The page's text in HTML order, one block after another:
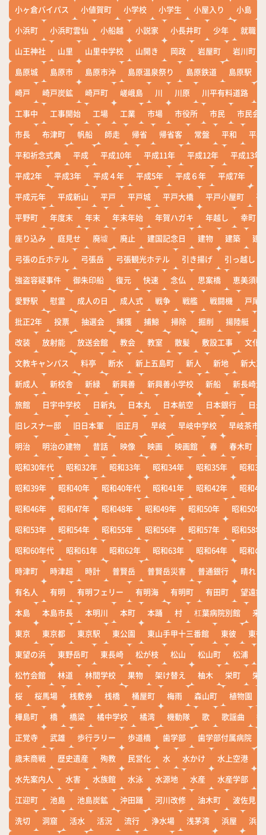
小ヶ倉バイパス 小値賀町 小学校 小学生 小屋入り 小島
小浜町
小浜町雲仙 小船越 小説家 小長井町 少年
就職
山王神社
山里 山里中学校 山開き 岡政 岩屋町
岩川町
島原城
島原市 島原市沖 島原温泉祭り 島原鉄道 島原駅
崎戸
崎戸炭鉱 崎戸町 嵯峨島 川 川原 川平有料道路
工事中
工事開始 工場 工業 市場 市役所 市民
市民会
市長
布津町 帆船 師走 帰省 帰省客 常盤 平和
平
平和祈念式典
平成 平成10年 平成11年 平成12年
平成13年
平成2年
平成3年 平成４年 平成5年 平成６年 平成7年
平成元年
平成新山 平戸 平戸城 平戸大橋 平戸小屋町
平
平野町
年度末 年末 年末年始 年賀ハガキ 年越し
幸町
座り込み
庭見せ 廃墟 廃止 建国記念日 建物 建築
建
弓張の丘ホテル
弓張岳 弓張観光ホテル 引き揚げ
引っ越し
強盗容疑事件
御朱印船 復元 快速 念仏 思案橋
恵美須町
愛野駅
慰霊 成人の日 成人式 戦争 戦艦 戦闘機
戸尾
批正2年
投票 抽選会 捕獲 捕鯨 掃除 掘削 揚陸艇
改装
放射能 放送会館 教会 教室 散髪 敷設工事
文化
文教キャンパス
料亭 断水 新上五島町 新人 新地
新大工
新成人
新校舎 新緑 新興善 新興善小学校 新船
新長崎漁
旅館
日宇中学校 日新丸 日本丸 日本航空 日本銀行
日
旧レスナー邸
旧日本軍 旧正月 早岐 早岐中学校
早岐茶市
明治
明治の建物 昔話 映像 映画 映画館 春 春木町
昭和30年代
昭和32年 昭和33年 昭和34年 昭和35年
昭和36
昭和39年
昭和40年 昭和40年代 昭和41年 昭和42年
昭和43
昭和46年
昭和47年 昭和48年 昭和49年 昭和50年
昭和50年
昭和53年
昭和54年 昭和55年 昭和56年 昭和57年
昭和58年
昭和60年代
昭和61年 昭和62年 昭和63年 昭和64年
昭和の
時津町
時津超 時計 普賢岳 普賢岳災害 普通銀行
晴れ
有名人
有明 有明フェリー 有明海 有明町 有田町
望遠鏡
本島
本島市長 本明川 本町 本踊 村 杠葉病院別館
来
東京
東京都 東京駅 東公園 東山手甲十三番館 東彼
東彼
東望の浜
東野岳町 東長崎 松が枝 松山 松山町 松浦
松竹会館
林道 林間学校 果物 架け替え 柚木 栄町
栄
桜
桜馬場 桟敷券 桟橋 桶屋町 梅雨 森山町 植物園
樺島町
橋 橋梁 橘中学校 橘湾 機動隊 歌 歌謡曲
正覚寺
武雄 歩行ラリー 歩道橋 歯学部 歯学部付属病院
歳末商戦
歴史遺産 殉教 民営化 水 水かけ 水上空港
水先案内人
水害 水族館 水泳 水源地 水産 水産学部
江迎町
池島 池島炭鉱 沖田踊 河川改修 油木町
波佐見
洗切
洞窟 活水 活況 流行 浄水場 浅茅湾 浜屋
浜